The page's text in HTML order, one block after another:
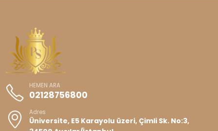
HEMEN ARA
02128756800
Adres
Üniversite, E5 Karayolu üzeri, Çimli Sk. No:3,